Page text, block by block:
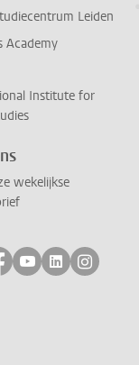
Leiden
Academy
Institute for
wekelijkse
op bluesky
Volg ons op
Volg ons op
Volg ons
Volg
ons op mastodon